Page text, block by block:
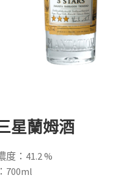
星蘭姆酒
度：41.2 %
700ml